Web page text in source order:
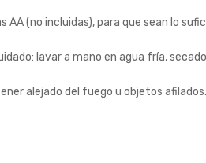
AA (no incluidas), para que sean lo
lavar a mano en agua fría,
alejado del fuego u objetos afilados.